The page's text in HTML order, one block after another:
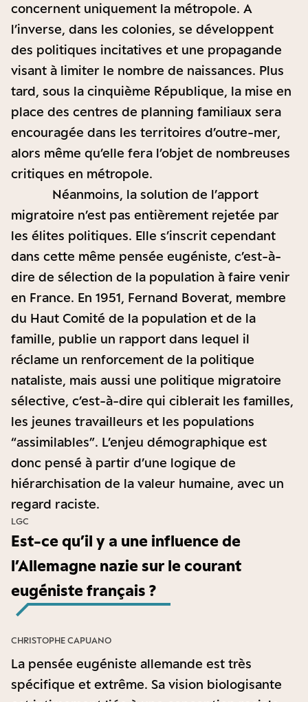
concernent uniquement la métropole. A
l’inverse, dans les colonies, se développent
des politiques incitatives et une propagande
visant à limiter le nombre de naissances. Plus
tard, sous la cinquième République, la mise en
place des centres de planning familiaux sera
encouragée dans les territoires d’outre-mer,
alors même qu’elle fera l’objet de nombreuses
critiques en métropole.
Néanmoins, la solution de l’apport
migratoire n’est pas entièrement rejetée par
les élites politiques. Elle s’inscrit cependant
dans cette même pensée eugéniste, c’est-à-
dire de sélection de la population à faire venir
en France. En 1951, Fernand Boverat, membre
du Haut Comité de la population et de la
famille, publie un rapport dans lequel il
réclame un renforcement de la politique
nataliste, mais aussi une politique migratoire
sélective, c’est-à-dire qui ciblerait les familles,
les jeunes travailleurs et les populations
“assimilables”. L’enjeu démographique est
donc pensé à partir d’une logique de
hiérarchisation de la valeur humaine, avec un
regard raciste.
Est-ce qu’il y a une influence de
l’Allemagne nazie sur le courant
eugéniste français ?
LGC
La pensée eugéniste allemande est très
spécifique et extrême. Sa vision biologisante
CHRISTOPHE CAPUANO